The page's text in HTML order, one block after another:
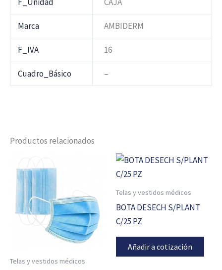
Marca AMBIDERM
F_IVA 16
Cuadro_Básico –
Productos relacionados
Telas y vestidos médicos
Telas y vestidos médicos
BOTA DESECH S/PLANT
C/25 PZ
Añadir a cotización